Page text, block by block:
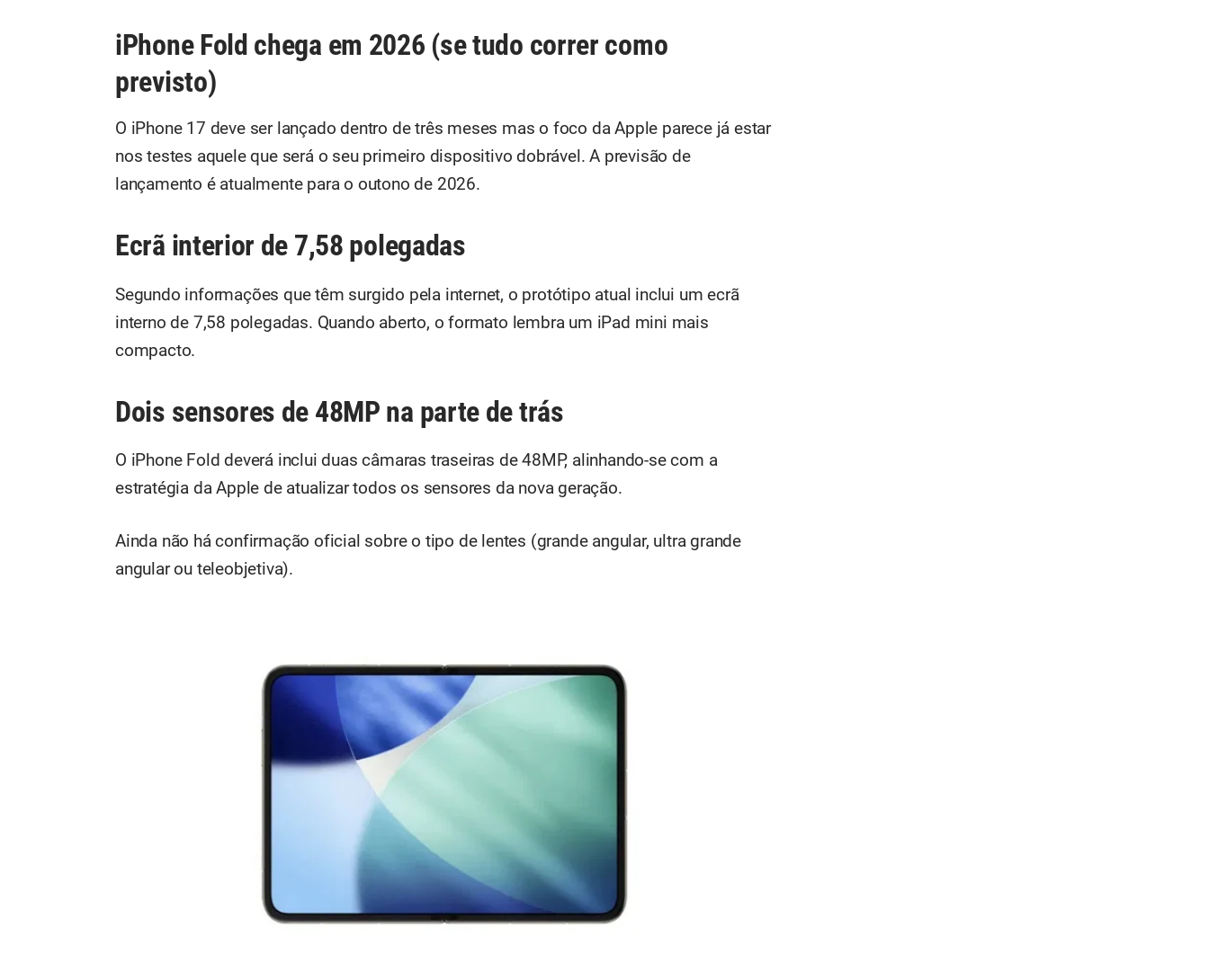
iPhone Fold chega em 2026 (se tudo correr como
previsto)
O iPhone 17 deve ser lançado dentro de três meses mas o foco da Apple parece já estar
nos testes aquele que será o seu primeiro dispositivo dobrável. A previsão de
lançamento é atualmente para o outono de 2026.
Ecrã interior de 7,58 polegadas
Segundo informações que têm surgido pela internet, o protótipo atual inclui um ecrã
interno de 7,58 polegadas. Quando aberto, o formato lembra um iPad mini mais
compacto.
Dois sensores de 48MP na parte de trás
O iPhone Fold deverá inclui duas câmaras traseiras de 48MP, alinhando-se com a
estratégia da Apple de atualizar todos os sensores da nova geração.
Ainda não há confirmação oficial sobre o tipo de lentes (grande angular, ultra grande
angular ou teleobjetiva).